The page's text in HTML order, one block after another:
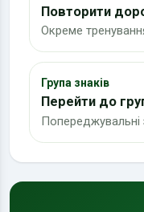
Повторити
Окреме
Група знаків
Перейти до
Попереджувальні